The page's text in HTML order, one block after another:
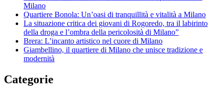
Milano
Quartiere Bonola: Un’oasi di tranquillità e vitalità a Milano
La situazione critica dei giovani di Rogoredo, tra il labirinto
della droga e l’ombra della pericolosità di Milano”
Brera: L’incanto artistico nel cuore di Milano
Giambellino, il quartiere di Milano che unisce tradizione e
modernità
Categorie